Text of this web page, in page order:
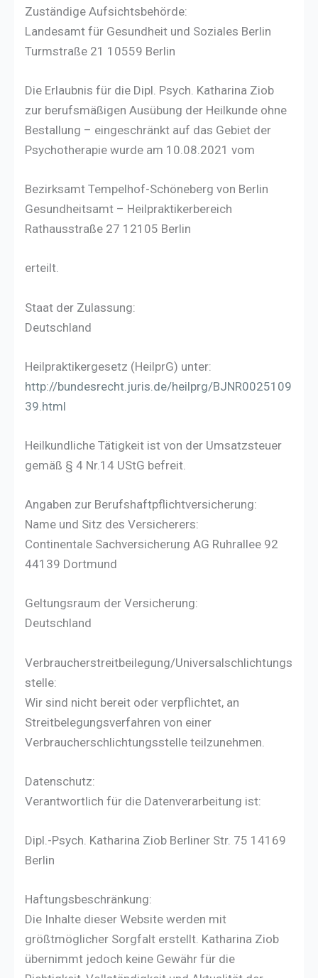
Zuständige Aufsichtsbehörde:
Landesamt für Gesundheit und Soziales Berlin
Turmstraße 21 10559 Berlin
Die Erlaubnis für die Dipl. Psych. Katharina Ziob
zur berufsmäßigen Ausübung der Heilkunde ohne
Bestallung – eingeschränkt auf das Gebiet der
Psychotherapie wurde am 10.08.2021 vom
Bezirksamt Tempelhof-Schöneberg von Berlin
Gesundheitsamt – Heilpraktikerbereich
Rathausstraße 27 12105 Berlin
erteilt.
Staat der Zulassung:
Deutschland
Heilpraktikergesetz (HeilprG) unter:
http://bundesrecht.juris.de/heilprg/BJNR0025109
39.html
Heilkundliche Tätigkeit ist von der Umsatzsteuer
gemäß § 4 Nr.14 UStG befreit.
Angaben zur Berufshaftpflichtversicherung:
Name und Sitz des Versicherers:
Continentale Sachversicherung AG Ruhrallee 92
44139 Dortmund
Geltungsraum der Versicherung:
Deutschland
Verbraucherstreitbeilegung/Universalschlichtungs
stelle:
Wir sind nicht bereit oder verpflichtet, an
Streitbelegungsverfahren von einer
Verbraucherschlichtungsstelle teilzunehmen.
Datenschutz:
Verantwortlich für die Datenverarbeitung ist:
Dipl.-Psych. Katharina Ziob Berliner Str. 75 14169
Berlin
Haftungsbeschränkung:
Die Inhalte dieser Website werden mit
größtmöglicher Sorgfalt erstellt. Katharina Ziob
übernimmt jedoch keine Gewähr für die